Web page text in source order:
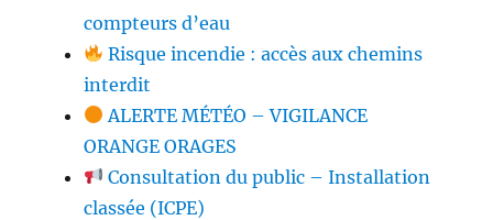
compteurs d’eau
Risque incendie : accès aux chemins
interdit
ALERTE MÉTÉO – VIGILANCE
ORANGE ORAGES
Consultation du public – Installation
classée (ICPE)